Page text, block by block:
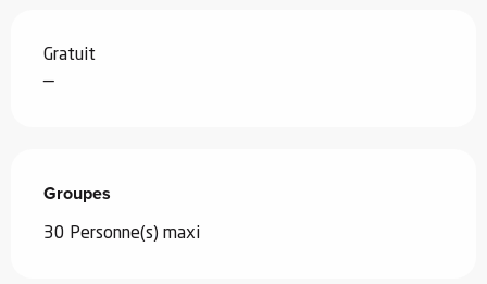
Gratuit
—
Groupes
Groupes
30 Personne(s) maxi